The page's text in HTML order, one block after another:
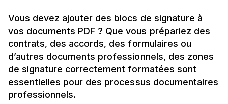
Vous devez ajouter des blocs de signature à
vos documents PDF ? Que vous prépariez des
contrats, des accords, des formulaires ou
d’autres documents professionnels, des zones
de signature correctement formatées sont
essentielles pour des processus documentaires
professionnels.